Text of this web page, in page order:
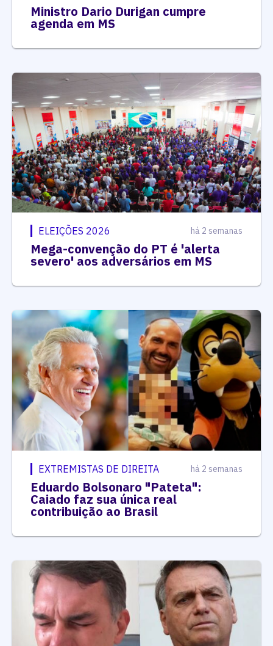
Ministro Dario Durigan cumpre
agenda em MS
ELEIÇÕES 2026 há 2 semanas
Mega-convenção do PT é 'alerta
severo' aos adversários em MS
EXTREMISTAS DE DIREITA há 2 semanas
Eduardo Bolsonaro "Pateta":
Caiado faz sua única real
contribuição ao Brasil